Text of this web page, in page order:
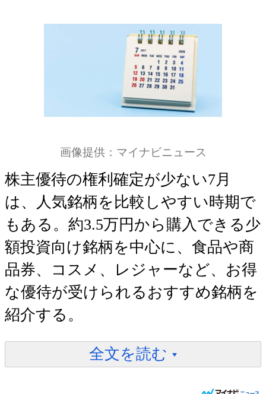
画像提供：マイナビニュース
株主優待の権利確定が少ない7月
は、人気銘柄を比較しやすい時期で
もある。約3.5万円から購入できる少
額投資向け銘柄を中心に、食品や商
品券、コスメ、レジャーなど、お得
な優待が受けられるおすすめ銘柄を
紹介する。
全文を読む